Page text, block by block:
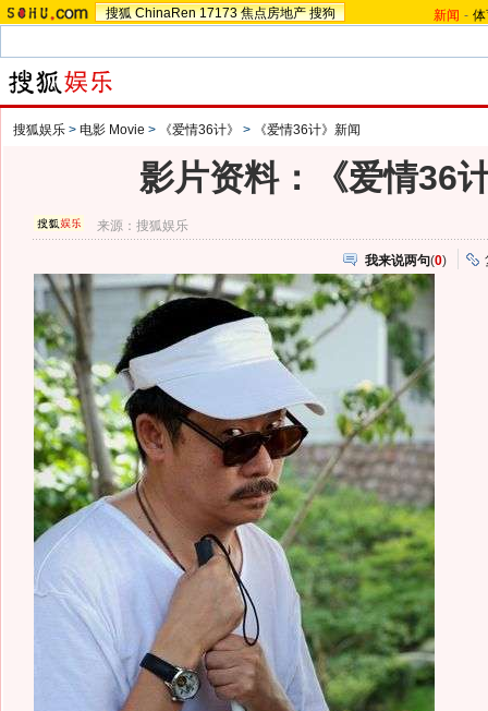
搜狐 ChinaRen 17173 焦点房地产 搜狗 新闻 -
搜狐娱乐 > 电影 Movie > 《爱情36计》 > 《爱情36计》新闻
影片资料：《爱情36
来源：搜狐娱乐
我来说两句(0)